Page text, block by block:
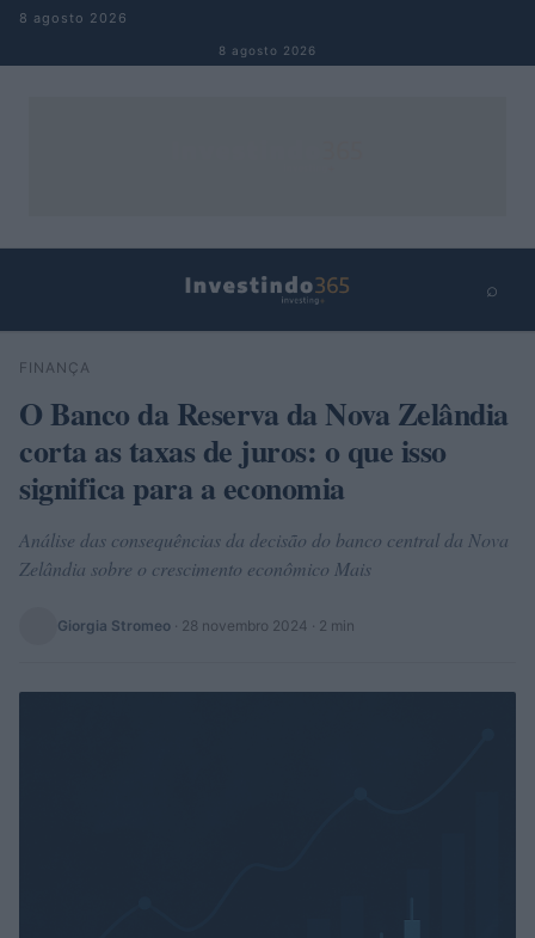
Pular para o conteúdo
8 agosto 2026
8 agosto 2026
⌕
Buscar
FINANÇA
O Banco da Reserva da Nova Zelândia
corta as taxas de juros: o que isso
significa para a economia
Análise das consequências da decisão do banco central da Nova
Zelândia sobre o crescimento econômico Mais
Giorgia Stromeo · 28 novembro 2024 · 2 min